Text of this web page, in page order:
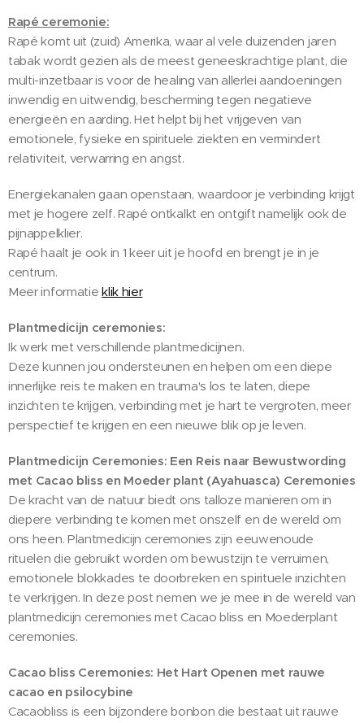
Rapé ceremonie:
Rapé komt uit (zuid) Amerika, waar al vele duizenden jaren
tabak wordt gezien als de meest geneeskrachtige plant, die
multi-inzetbaar is voor de healing van allerlei aandoeningen
inwendig en uitwendig, bescherming tegen negatieve
energieën en aarding. Het helpt bij het vrijgeven van
emotionele, fysieke en spirituele ziekten en vermindert
relativiteit, verwarring en angst.
Energiekanalen gaan openstaan, waardoor je verbinding krijgt
met je hogere zelf. Rapé ontkalkt en ontgift namelijk ook de
pijnappelklier.
Rapé haalt je ook in 1 keer uit je hoofd en brengt je in je
centrum.
Meer informatieklik hier
Plantmedicijn ceremonies:
Ik werk met verschillende plantmedicijnen.
Deze kunnen jou ondersteunen en helpen om een diepe
innerlijke reis te maken en trauma's los te laten, diepe
inzichten te krijgen, verbinding met je hart te vergroten, meer
perspectief te krijgen en een nieuwe blik op je leven.
Plantmedicijn Ceremonies: Een Reis naar Bewustwording
met Cacao bliss en Moeder plant (Ayahuasca) Ceremonies
De kracht van de natuur biedt ons talloze manieren om in
diepere verbinding te komen met onszelf en de wereld om
ons heen. Plantmedicijn ceremonies zijn eeuwenoude
rituelen die gebruikt worden om bewustzijn te verruimen,
emotionele blokkades te doorbreken en spirituele inzichten
te verkrijgen. In deze post nemen we je mee in de wereld van
plantmedicijn ceremonies met Cacao bliss en Moederplant
ceremonies.
Cacao bliss Ceremonies: Het Hart Openen met rauwe
cacao en psilocybine
Cacaobliss is een bijzondere bonbon die bestaat uit rauwe